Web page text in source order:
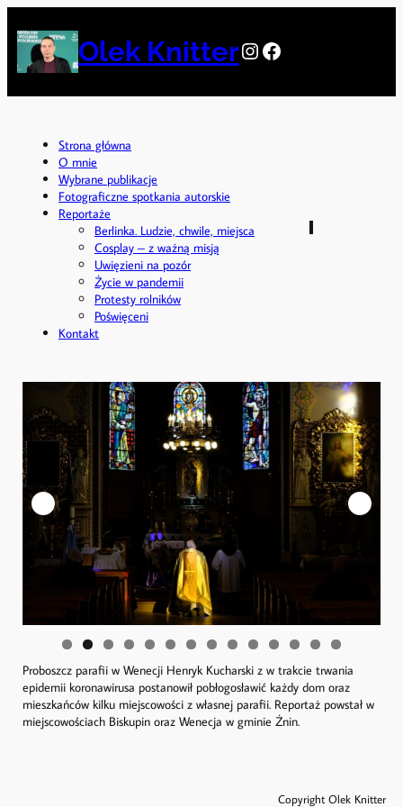
do
treści
Olek KnitterInstagram
Facebook
Strona główna
O mnie
Wybrane publikacje
Fotograficzne spotkania autorskie
Reportaże
Berlinka. Ludzie, chwile, miejsca
Cosplay – z ważną misją
Uwięzieni na pozór
Życie w pandemii
Protesty rolników
Poświęceni
Kontakt
Proboszcz parafii w Wenecji Henryk Kucharski z w trakcie trwania
epidemii koronawirusa postanowił pobłogosławić każdy dom oraz
mieszkańców kilku miejscowości z własnej parafii. Reportaż powstał w
miejscowościach Biskupin oraz Wenecja w gminie Żnin.
Copyright Olek Knitter